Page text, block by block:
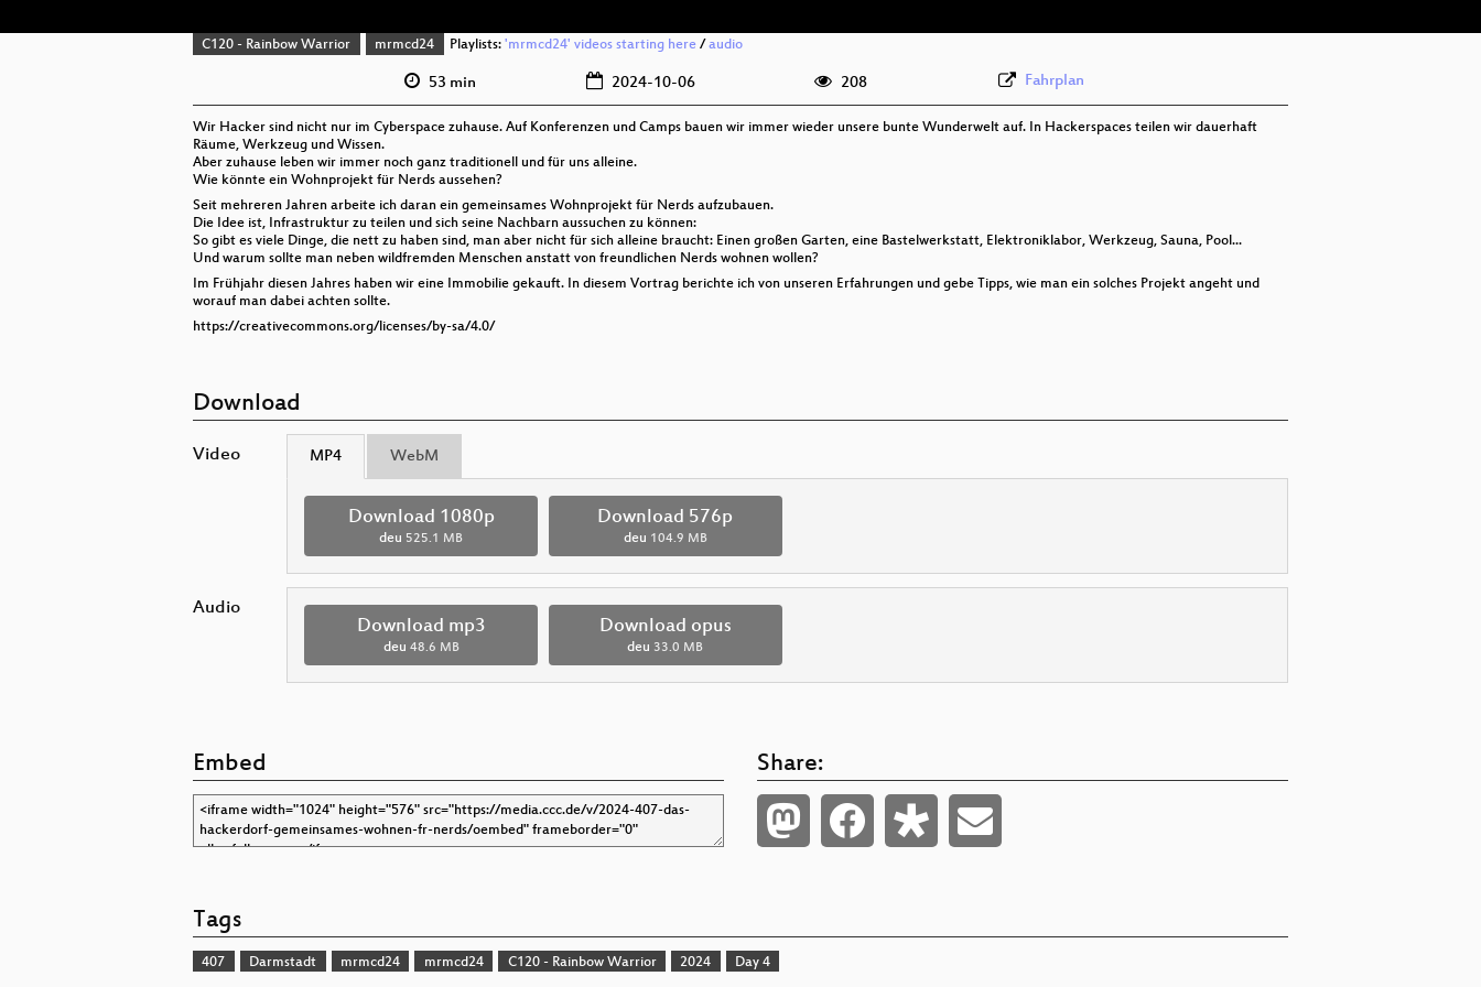
C120 - Rainbow Warrior mrmcd24 Playlists: 'mrmcd24' videos starting here/ audio
53 min 2024-10-06 208 Fahrplan
Wir Hacker sind nicht nur im Cyberspace zuhause. Auf Konferenzen und Camps bauen wir immer wieder unsere bunte Wunderwelt auf. In Hackerspaces teilen wir dauerhaft
Räume, Werkzeug und Wissen.
Aber zuhause leben wir immer noch ganz traditionell und für uns alleine.
Wie könnte ein Wohnprojekt für Nerds aussehen?
Seit mehreren Jahren arbeite ich daran ein gemeinsames Wohnprojekt für Nerds aufzubauen.
Die Idee ist, Infrastruktur zu teilen und sich seine Nachbarn aussuchen zu können:
So gibt es viele Dinge, die nett zu haben sind, man aber nicht für sich alleine braucht: Einen großen Garten, eine Bastelwerkstatt, Elektroniklabor, Werkzeug, Sauna, Pool...
Und warum sollte man neben wildfremden Menschen anstatt von freundlichen Nerds wohnen wollen?
Im Frühjahr diesen Jahres haben wir eine Immobilie gekauft. In diesem Vortrag berichte ich von unseren Erfahrungen und gebe Tipps, wie man ein solches Projekt angeht und
worauf man dabei achten sollte.
https://creativecommons.org/licenses/by-sa/4.0/
Download
Video MP4 WebM
Download 1080p
deu 525.1 MB
Download 576p
deu 104.9 MB
Audio
Download mp3
deu 48.6 MB
Download opus
deu 33.0 MB
Embed Share:
Tags
407 Darmstadt mrmcd24 mrmcd24 C120 - Rainbow Warrior 2024 Day 4